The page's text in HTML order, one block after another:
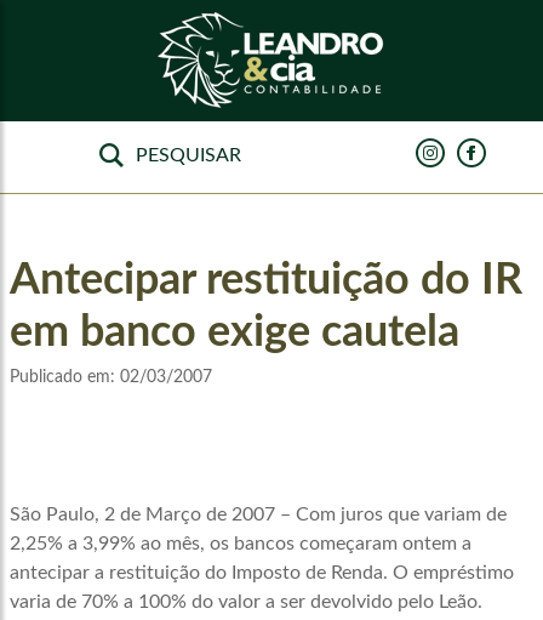
Antecipar restituição do IR
em banco exige cautela
Publicado em: 02/03/2007
São Paulo, 2 de Março de 2007 – Com juros que variam de
2,25% a 3,99% ao mês, os bancos começaram ontem a
antecipar a restituição do Imposto de Renda. O empréstimo
varia de 70% a 100% do valor a ser devolvido pelo Leão.